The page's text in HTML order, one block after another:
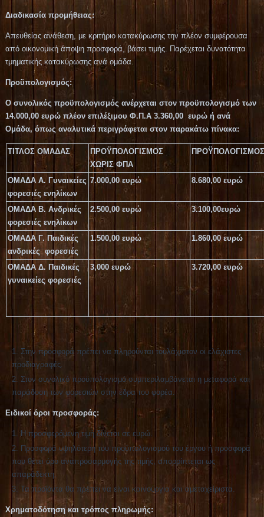
Διαδικασία προμήθειας:
Απευθείας ανάθεση, με κριτήριο κατακύρωσης την πλέον συμφέρουσα
από οικονομική άποψη προσφορά, βάσει τιμής. Παρέχεται δυνατότητα
τμηματικής κατακύρωσης ανά ομάδα.
Προϋπολογισμός:
Ο συνολικός προϋπολογισμός ανέρχεται στονπροϋπολογισμό των
14.000,00 ευρώ πλέονεπιλέξιμου Φ.Π.Α 3.360,00 ευρώ ή ανά
Ομάδα, όπως αναλυτικά περιγράφεται στον παρακάτω πίνακα:
ΤΙΤΛΟΣ ΟΜΑΔΑΣ
ΠΡΟΫΠΟΛΟΓΙΣΜΟΣ
ΧΩΡΙΣ ΦΠΑ
ΟΜΑΔΑ Α. Γυναικείες
φορεσιές ενηλίκων
7.000,00 ευρώ 8.680,00 ευρώ
ΟΜΑΔΑ Β. Ανδρικές
φορεσιές ενηλίκων
2.500,00 ευρώ 3.100,00ευρώ
ΟΜΑΔΑ Γ. Παιδικές
ανδρικές φορεσιές
1.500,00 ευρώ 1.860,00 ευρώ
ΟΜΑΔΑ Δ. Παιδικές
γυναικείες φορεσιές
3,000 ευρώ 3.720,00 ευρώ
Στην προσφορά πρέπει να πληρούνται τουλάχιστον οι ελάχιστες
προδιαγραφές.
Στον συνολικό προϋπολογισμό συμπεριλαμβάνεται η μεταφορά και
παράδοση των φορεσιών στην έδρα του φορέα.
Ειδικοί όροι προσφοράς:
Η προσφερόμενη τιμή δίνεται σε ευρώ.
Προσφορά υψηλότερη του προϋπολογισμού του έργου ή προσφορά
που θέτει όρο αναπροσαρμογής της τιμής, απορρίπτεται ως
απαράδεκτη.
Τα προϊόντα θα πρέπει να είναι καινούργια και αμεταχείριστα.
Χρηματοδότηση και τρόπος πληρωμής: